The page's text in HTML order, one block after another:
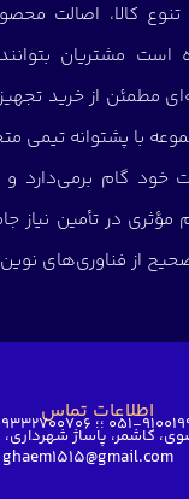
تنوع کالا، اصالت
مشتریان
مطمئن از خرید
با پشتوانه
خود گام برمی‌دارد و
در تأمین نیاز
از فناوری‌های نوین
اطلاعات تماس
؛؛ 09332700706
کاشمر، پاساژ شهرداری،
ghaem1515@gmail.com